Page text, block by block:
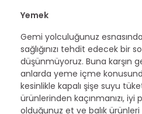
Yemek
Gemi yolculuğunuz
sağlığınızı tehdit edecek bir
düşünmüyoruz. Buna karşın
anlarda yeme içme
kesinlikle kapalı şişe suyu
ürünlerinden kaçınmanızı, iyi
olduğunuz et ve balık